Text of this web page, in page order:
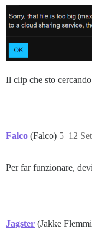
Il clip che sto
Falco (Falco) 12
5
Per far funzionare,
Jagster (Jakke